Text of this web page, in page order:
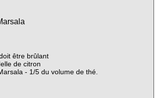
être brûlant
de citron
- 1/5 du volume de thé.